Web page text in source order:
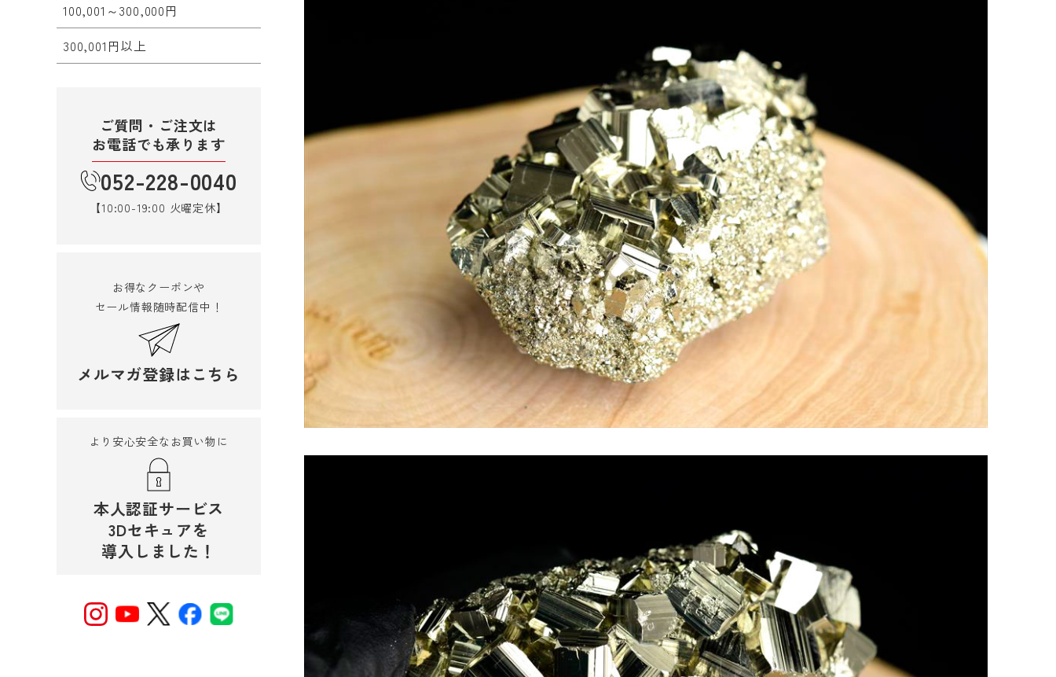
100,001～300,000円
300,001円以上
ご質問・ご注文は
お電話でも承ります
052-228-0040
【10:00-19:00 火曜定休】
お得なクーポンや
セール情報随時配信中！
メルマガ登録はこちら
より安心安全なお買い物に
本人認証サービス
3Dセキュアを
導入しました！